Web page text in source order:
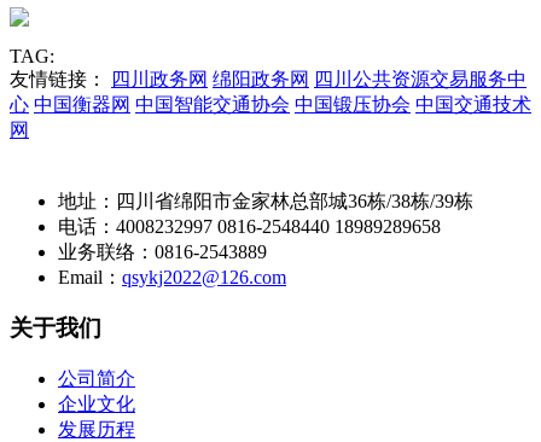
TAG:
友情链接：
四川政务网 绵阳政务网 四川公共资源交易服务中
心 中国衡器网 中国智能交通协会 中国锻压协会 中国交通技术
网
地址：四川省绵阳市金家林总部城36栋/38栋/39栋
电话：4008232997 0816-2548440 18989289658
业务联络：0816-2543889
Email： qsykj2022@126.com
关于我们
公司简介
企业文化
发展历程